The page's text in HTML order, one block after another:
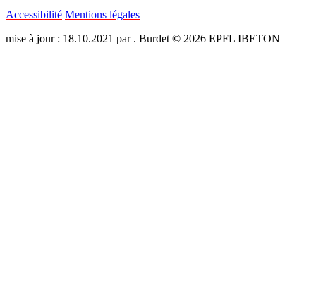
Accessibilité Mentions légales
mise à jour : 18.10.2021 par . Burdet © 2026 EPFL IBETON